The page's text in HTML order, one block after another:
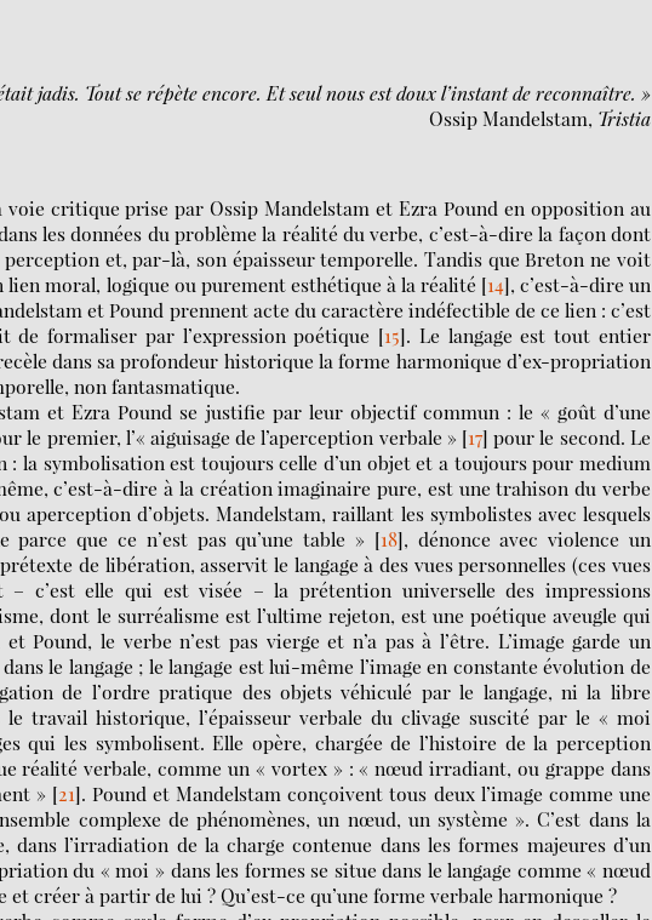
jadis. Tout se répète encore. Et seul nous est doux l’instant de reconnaître. »
Ossip Mandelstam, Tristia
voie critique prise par Ossip Mandelstam et Ezra Pound en opposition au
les données du problème la réalité du verbe, c’est-à-dire la façon dont
et, par-là, son épaisseur temporelle. Tandis que Breton ne voit
lien moral, logique ou purement esthétique à la réalité [14], c’est-à-dire un
et Pound prennent acte du caractère indéfectible de ce lien : c’est
de formaliser par l’expression poétique [15]. Le langage est tout entier
dans sa profondeur historique la forme harmonique d’ex-propriation
non fantasmatique.
et Ezra Pound se justifie par leur objectif commun : le « goût d’une
le premier, l’« aiguisage de l’aperception verbale » [17] pour le second. Le
la symbolisation est toujours celle d’un objet et a toujours pour medium
c’est-à-dire à la création imaginaire pure, est une trahison du verbe
aperception d’objets. Mandelstam, raillant les symbolistes avec lesquels
que ce n’est pas qu’une table » [18], dénonce avec violence un
de libération, asservit le langage à des vues personnelles (ces vues
– c’est elle qui est visée – la prétention universelle des impressions
dont le surréalisme est l’ultime rejeton, est une poétique aveugle qui
Pound, le verbe n’est pas vierge et n’a pas à l’être. L’image garde un
le langage ; le langage est lui-même l’image en constante évolution de
de l’ordre pratique des objets véhiculé par le langage, ni la libre
travail historique, l’épaisseur verbale du clivage suscité par le « moi
qui les symbolisent. Elle opère, chargée de l’histoire de la perception
réalité verbale, comme un « vortex » : « nœud irradiant, ou grappe dans
» [21]. Pound et Mandelstam conçoivent tous deux l’image comme une
complexe de phénomènes, un nœud, un système ». C’est dans la
l’irradiation de la charge contenue dans les formes majeures d’un
du « moi » dans les formes se situe dans le langage comme « nœud
créer à partir de lui ? Qu’est-ce qu’une forme verbale harmonique ?